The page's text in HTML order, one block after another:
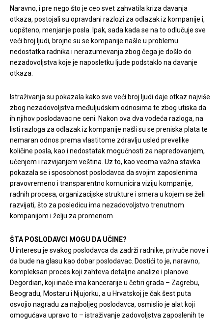
Naravno, i pre nego što je ceo svet zahvatila kriza davanja
otkaza, postojali su opravdani razlozi za odlazak iz kompanije i,
uopšteno, menjanje posla. Ipak, sada kada se na to odlučuje sve
veći broj ljudi, brojne su se kompanije našle u problemu
nedostatka radnika i nerazumevanja zbog čega je došlo do
nezadovoljstva koje je naposletku ljude podstaklo na davanje
otkaza.
Istraživanja su pokazala kako sve veći broj ljudi daje otkaz najviše
zbog nezadovoljstva međuljudskim odnosima te zbog utiska da
ih njihov poslodavac ne ceni. Nakon ova dva vodeća razloga, na
listi razloga za odlazak iz kompanije našli su se preniska plata te
nemaran odnos prema vlastitome zdravlju usled prevelike
količine posla, kao i nedostatak mogućnosti za napredovanjem,
učenjem i razvijanjem veština. Uz to, kao veoma važna stavka
pokazala se i sposobnost poslodavca da svojim zaposlenima
pravovremeno i transparentno komunicira viziju kompanije,
radnih procesa, organizacijske strukture i smera u kojem se želi
razvijati, što za posledicu ima nezadovoljstvo trenutnom
kompanijom i želju za promenom.
ŠTA POSLODAVCI MOGU DA UČINE?
U interesu je svakog poslodavca da zadrži radnike, privuče nove i
da bude na glasu kao dobar poslodavac. Dostići to je, naravno,
kompleksan proces koji zahteva detaljne analize i planove.
Degordian, koji inače ima kancerarije u četiri grada – Zagrebu,
Beogradu, Mostaru i Njujorku, a u Hrvatskoj je čak šest puta
osvojio nagradu za najboljeg poslodavca, osmislio je alat koji
omogućava upravo to – istraživanje zadovoljstva zaposlenih te